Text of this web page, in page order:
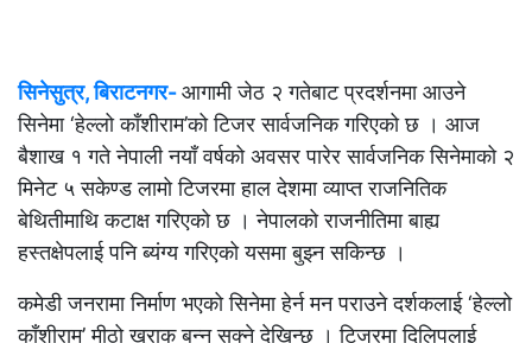
सिनेसुत्र, बिराटनगर-आगामी जेठ २ गतेबाट प्रदर्शनमा आउने
सिनेमा ‘हेल्लो काँशीराम’को टिजर सार्वजनिक गरिएको छ । आज
बैशाख १ गते नेपाली नयाँ वर्षको अवसर पारेर सार्वजनिक सिनेमाको २
मिनेट ५ सकेण्ड लामो टिजरमा हाल देशमा व्याप्त राजनितिक
बेथितीमाथि कटाक्ष गरिएको छ । नेपालको राजनीतिमा बाह्य
हस्तक्षेपलाई पनि ब्यंग्य गरिएको यसमा बुझ्न सकिन्छ ।
कमेडी जनरामा निर्माण भएको सिनेमा हेर्न मन पराउने दर्शकलाई ‘हेल्लो
काँशीराम’ मीठो खुराक बन्न सक्ने देखिन्छ । टिजरमा दिलिपलाई